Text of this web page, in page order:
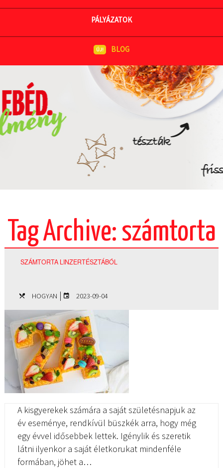
PÁLYÁZATOK
BLOG
Tag Archive: számtorta
SZÁMTORTA LINZERTÉSZTÁBÓL
HOGYAN | 2023-09-04
A kisgyerekek számára a saját születésnapjuk az
év eseménye, rendkívül büszkék arra, hogy még
egy évvel idősebbek lettek. Igénylik és szeretik
látni ilyenkor a saját életkorukat mindenféle
formában, jöhet a…